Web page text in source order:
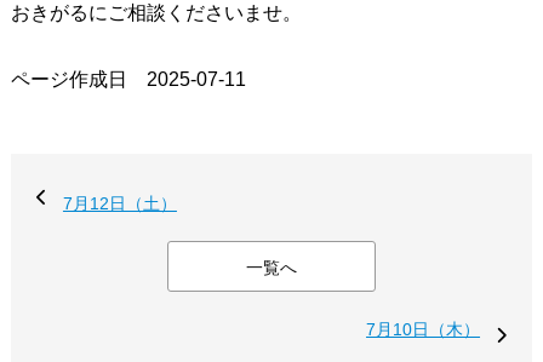
おきがるにご相談くださいませ。
ページ作成日 2025-07-11
7月12日（土）
一覧へ
7月10日（木）